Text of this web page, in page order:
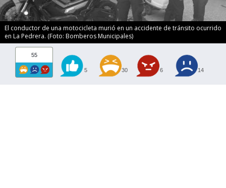
El conductor de una motocicleta murió en un accidente de tránsito ocurrido
en La Pedrera. (Foto: Bomberos Municipales)
55
5 30 6 14